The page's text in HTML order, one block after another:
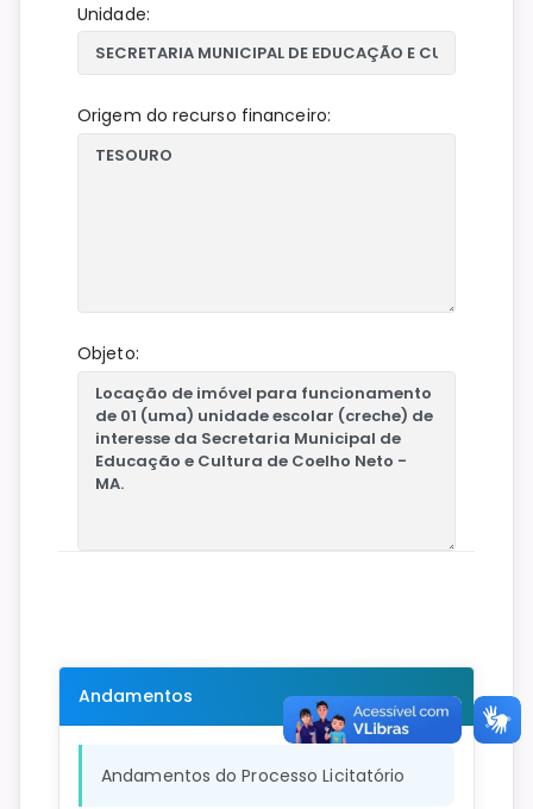
Unidade:
Origem do recurso financeiro:
Objeto:
Andamentos
Andamentos do Processo Licitatório